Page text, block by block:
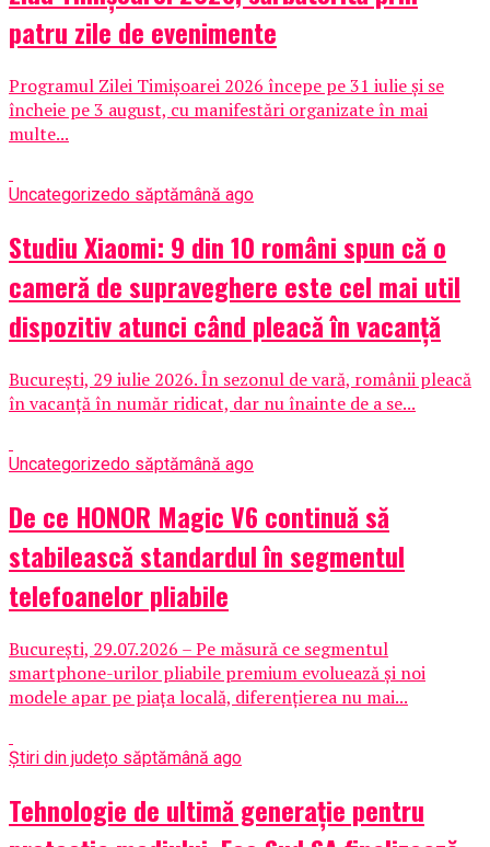
patru zile de evenimente
Programul Zilei Timișoarei 2026 începe pe 31 iulie și se
încheie pe 3 august, cu manifestări organizate în mai
multe...
Uncategorizedo săptămână ago
Studiu Xiaomi: 9 din 10 români spun că o
cameră de supraveghere este cel mai util
dispozitiv atunci când pleacă în vacanță
București, 29 iulie 2026. În sezonul de vară, românii pleacă
în vacanță în număr ridicat, dar nu înainte de a se...
Uncategorizedo săptămână ago
De ce HONOR Magic V6 continuă să
stabilească standardul în segmentul
telefoanelor pliabile
București, 29.07.2026 – Pe măsură ce segmentul
smartphone-urilor pliabile premium evoluează și noi
modele apar pe piața locală, diferențierea nu mai...
Știri din județo săptămână ago
Tehnologie de ultimă generație pentru